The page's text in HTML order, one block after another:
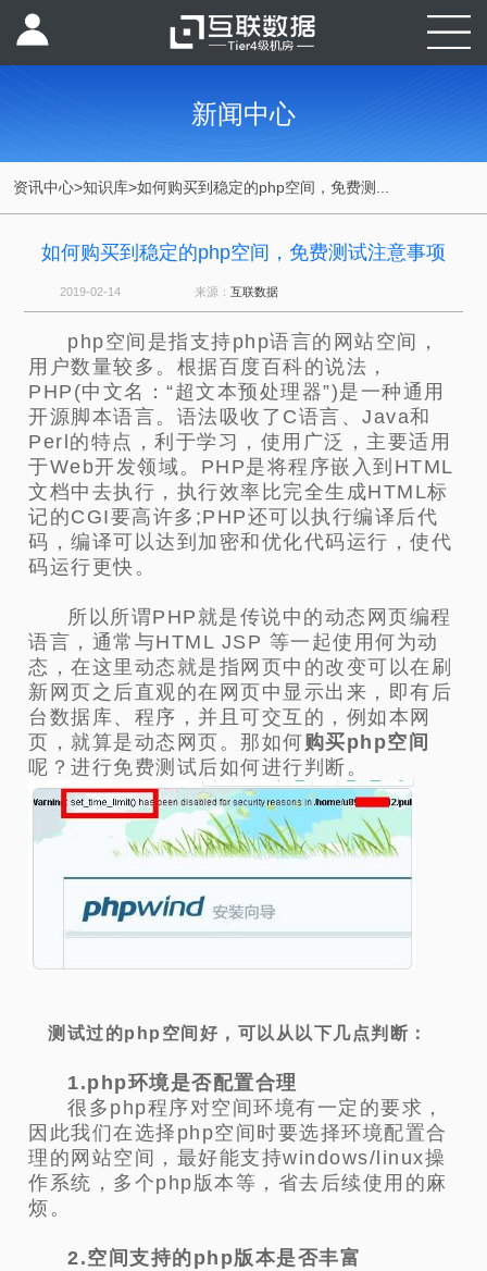
新闻中心
资讯中心>知识库>如何购买到稳定的php空间，免费测...
如何购买到稳定的php空间，免费测试注意事项
2019-02-14 来源： 互联数据
php空间是指支持php语言的网站空间，
用户数量较多。根据百度百科的说法，
PHP(中文名：“超文本预处理器”)是一种通用
开源脚本语言。语法吸收了C语言、Java和
Perl的特点，利于学习，使用广泛，主要适用
于Web开发领域。PHP是将程序嵌入到HTML
文档中去执行，执行效率比完全生成HTML标
记的CGI要高许多;PHP还可以执行编译后代
码，编译可以达到加密和优化代码运行，使代
码运行更快。
所以所谓PHP就是传说中的动态网页编程
语言，通常与HTML JSP 等一起使用何为动
态，在这里动态就是指网页中的改变可以在刷
新网页之后直观的在网页中显示出来，即有后
台数据库、程序，并且可交互的，例如本网
页，就算是动态网页。那如何购买php空间
呢？进行免费测试后如何进行判断。
测试过的php空间好，可以从以下几点判断：
1.php环境是否配置合理
很多php程序对空间环境有一定的要求，
因此我们在选择php空间时要选择环境配置合
理的网站空间，最好能支持windows/linux操
作系统，多个php版本等，省去后续使用的麻
烦。
2.空间支持的php版本是否丰富